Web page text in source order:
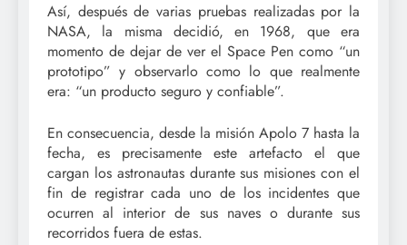
Así, después de varias pruebas realizadas por la
NASA, la misma decidió, en 1968, que era
momento de dejar de ver el Space Pen como “un
prototipo” y observarlo como lo que realmente
era: “un producto seguro y confiable”.
En consecuencia, desde la misión Apolo 7 hasta la
fecha, es precisamente este artefacto el que
cargan los astronautas durante sus misiones con el
fin de registrar cada uno de los incidentes que
ocurren al interior de sus naves o durante sus
recorridos fuera de estas.